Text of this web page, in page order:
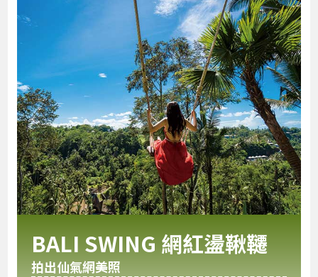
BALI SWING 網紅盪鞦韆
拍出仙氣網美照